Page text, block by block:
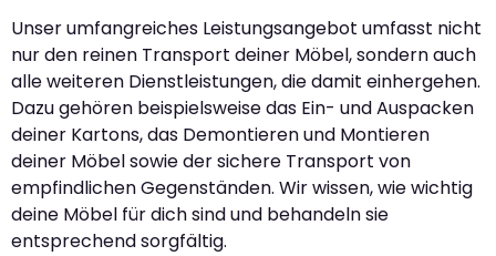
Unser umfangreiches Leistungsangebot umfasst nicht
nur den reinen Transport deiner Möbel, sondern auch
alle weiteren Dienstleistungen, die damit einhergehen.
Dazu gehören beispielsweise das Ein- und Auspacken
deiner Kartons, das Demontieren und Montieren
deiner Möbel sowie der sichere Transport von
empfindlichen Gegenständen. Wir wissen, wie wichtig
deine Möbel für dich sind und behandeln sie
entsprechend sorgfältig.